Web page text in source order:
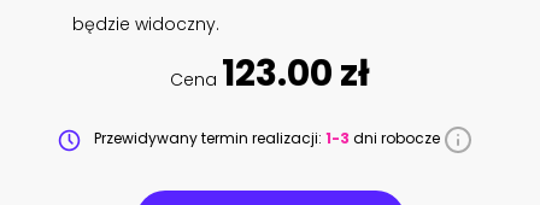
będzie widoczny.
Cena 123.00 zł
Przewidywany termin realizacji: 1-3 dni robocze